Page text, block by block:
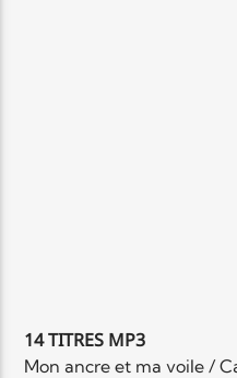
14 TITRES MP3
Mon ancre et ma voile /